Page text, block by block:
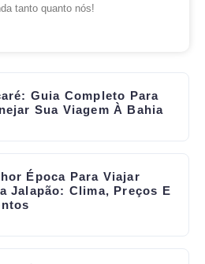
tanto quanto nós!
Guia Completo Para
Sua Viagem À Bahia
Época Para Viajar
Jalapão: Clima, Preços E